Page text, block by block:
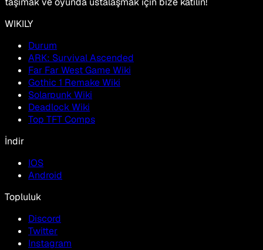
WIKILY
Durum
ARK: Survival Ascended
Far Far West Game Wiki
Gothic 1 Remake Wiki
Solarpunk Wiki
Deadlock Wiki
Top TFT Comps
İndir
IOS
Android
Topluluk
Discord
Twitter
Instagram